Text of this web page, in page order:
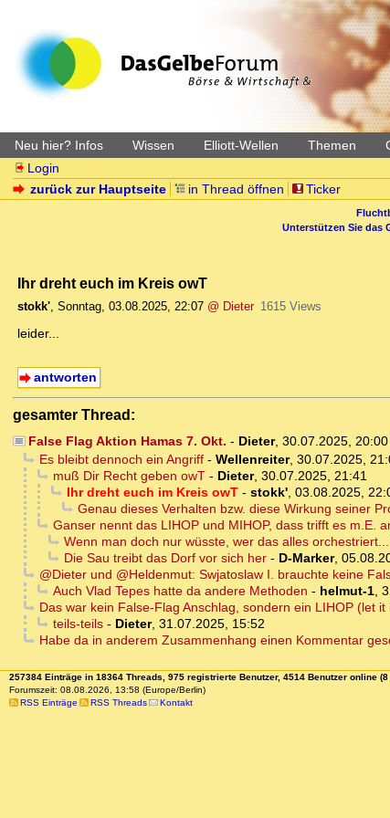
Neu hier? Infos Wissen Elliott-Wellen Themen
Login
zurück zur Hauptseite
in Thread öffnen Ticker
Unterstützen Sie das
Ihr dreht euch im Kreis owT
stokk', Sonntag, 03.08.2025, 22:07 @ Dieter 1615 Views
leider...
antworten
gesamter Thread:
False Flag Aktion Hamas 7. Okt. - Dieter, 30.07.2025, 20:00
Es bleibt dennoch ein Angriff- Wellenreiter, 30.07.2025,
muß Dir Recht geben owT- Dieter, 30.07.2025, 21:41
Ihr dreht euch im Kreis owT- stokk', 03.08.2025,
Genau dieses Verhalten bzw. diese Wirkung seiner
Ganser nennt das LIHOP und MIHOP, dass trifft es m.E.
Wenn man doch nur wüsste, wer das alles
Die Sau treibt das Dorf vor sich her- D-Marker,
@Dieter und @Heldenmut: Swjatoslaw I. brauchte keine
Auch Vlad Tepes hatte da andere Methoden - helmut-1,
Das war kein False-Flag Anschlag, sondern ein LIHOP (let
teils-teils- Dieter, 31.07.2025, 15:52
Habe da in anderem Zusammenhang einen Kommentar
257384 Einträge in 18364 Threads, 975 registrierte Benutzer, 4514 Benutzer online
Forumszeit: 08.08.2026, 13:58 (Europe/Berlin)
RSS Einträge
RSS Threads Kontakt